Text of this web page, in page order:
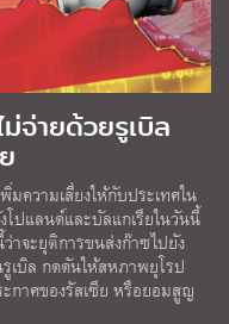
จ่ายด้วยรูเบิล
มความเสี่ยงให้กับประเทศใน
ปแลนด์และบัลแกเรียในวันนี้
าจะยุติการขนส่งก๊าซไปยัง
รูเบิล กดดันให้สหภาพยุโรป
ะกาศของรัสเซีย หรือยอมสูญ